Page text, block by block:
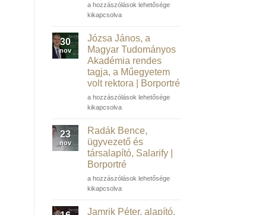
Barta
Péter
szakember,
kortárs
műgyűjtő,
borász,
WSTGroup |
Borportré
bejegyzéshez
a hozzászólások lehetősége
kikapcsolva
30
nov
Józsa János, a
Magyar Tudományos
Akadémia rendes
tagja, a Műegyetem
volt rektora | Borportré
Józsa
János,
Magyar
Tudományos
Akadémia
rendes
tagja,
a
Műegyetem
rektora
a hozzászólások lehetősége
kikapcsolva
23
nov
Radák Bence,
ügyvezető és
társalapító, Salarify |
Borportré
Radák
Bence,
és
a hozzászólások lehetősége
kikapcsolva
Jamrik Péter, alapító,